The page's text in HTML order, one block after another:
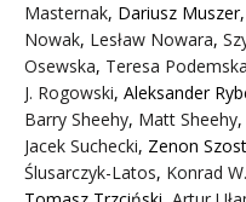
Masternak, Dariusz Muszer,
Nowak, Lesław Nowara,
Osewska, Teresa
J. Rogowski, Aleksander
Barry Sheehy, Matt Sheehy,
Jacek Suchecki, Zenon
Ślusarczyk-Latos, Konrad